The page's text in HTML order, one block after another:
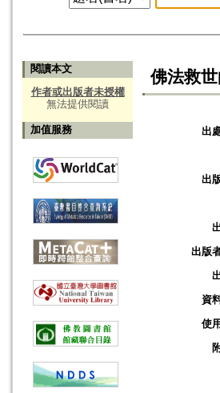
閱讀本文
作者或出版者未授權
無法提供閱讀
加值服務
佛法救
出
出
出版
資
使